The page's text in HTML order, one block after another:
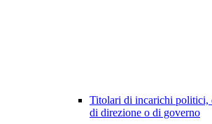
Titolari di incarichi politici,
di direzione o di governo